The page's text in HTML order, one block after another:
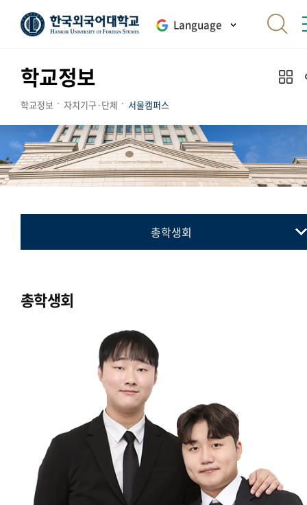
Language
학교정보
학교정보 자치기구·단체 서울캠퍼스
총학생회
국제학생회
생활도서관
학생복지위원회
영상사업단
한국외대풍물패연합회
한국외대통역협회
한국외대119학군단
총학생회